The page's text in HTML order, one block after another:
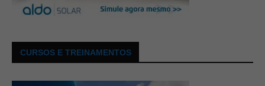
CURSOS E TREINAMENTOS